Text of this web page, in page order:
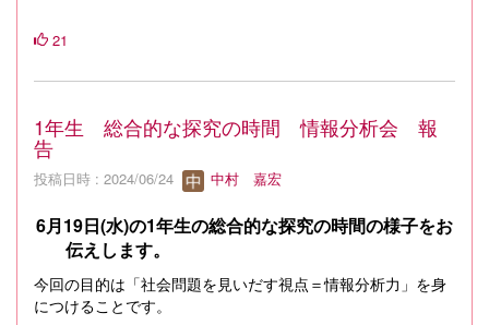
21
1年生 総合的な探究の時間 情報分析会 報
告
投稿日時 : 2024/06/24 中村 嘉宏
6月19日(水)の1年生の総合的な探究の時間の様子をお
伝えします。
今回の目的は「社会問題を見いだす視点＝情報分析力」を身
につけることです。